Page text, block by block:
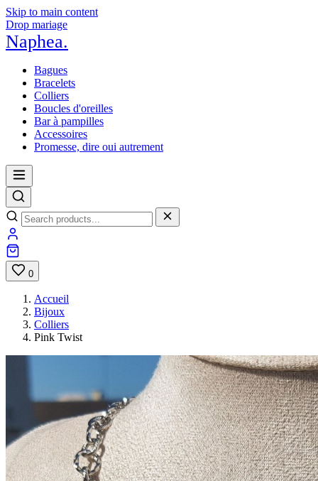
Skip to main content
Drop mariage
Naphea.
Bagues
Bracelets
Colliers
Boucles d'oreilles
Bar à pampilles
Accessoires
Promesse, dire oui autrement
0
Accueil
Bijoux
Colliers
Pink Twist